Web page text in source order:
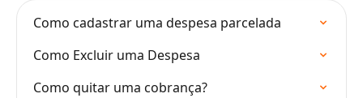
Como cadastrar uma despesa parcelada
Como Excluir uma Despesa
Como quitar uma cobrança?